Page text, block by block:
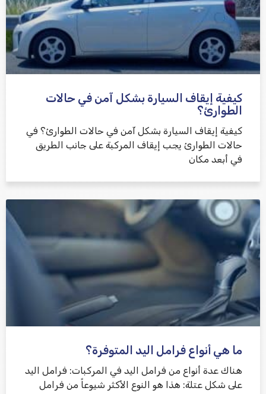
كيفية إيقاف السيارة بشكل آمن في حالات
الطوارئ؟
كيفية إيقاف السيارة بشكل آمن في حالات الطوارئ؟ في
حالات الطوارئ يجب إيقاف المركبة على جانب الطريق
في أبعد مكان
ما هي أنواع فرامل اليد المتوفرة؟
هناك عدة أنواع من فرامل اليد في المركبات: فرامل اليد
على شكل عتلة: هذا هو النوع الأكثر شيوعاً من فرامل